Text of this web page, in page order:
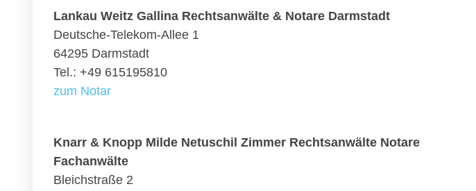
Lankau Weitz Gallina Rechtsanwälte & Notare Darmstadt
Deutsche-Telekom-Allee 1
64295 Darmstadt
Tel.: +49 615195810
zum Notar
Knarr & Knopp Milde Netuschil Zimmer Rechtsanwälte Notare
Fachanwälte
Bleichstraße 2